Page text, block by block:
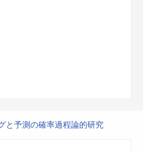
と予測の確率過程論的研究